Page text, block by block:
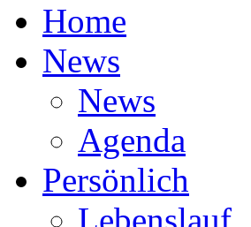
Home
News
News
Agenda
Persönlich
Lebenslauf